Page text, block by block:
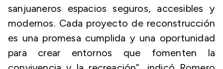
sanjuaneros espacios seguros, accesibles y
modernos. Cada proyecto de reconstrucción
es una promesa cumplida y una oportunidad
para crear entornos que fomenten la